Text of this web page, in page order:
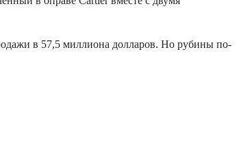
в 57,5 миллиона долларов. Но рубины по-